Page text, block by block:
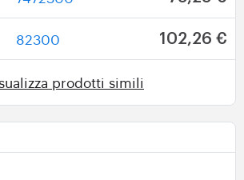
82300 102,26 €
prodotti simili